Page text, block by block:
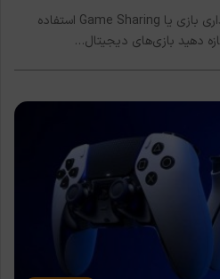
شما می‌توانید از قابلیت اشتراک‌گذاری بازی یا Game Sharing استفاده
دهید بازی‌های دیجیتال…